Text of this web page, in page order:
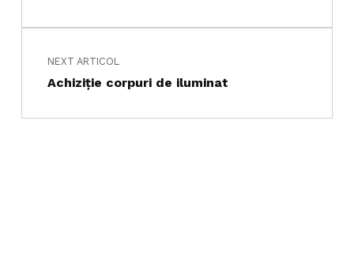
NEXT ARTICOL
Achiziţie corpuri de iluminat